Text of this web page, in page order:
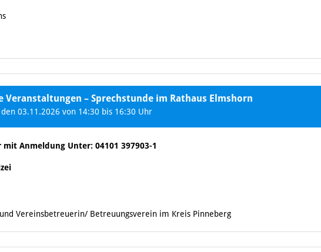
Veranstaltungen – Sprechstunde im Rathaus Elmshorn
03.11.2026 von 14:30 bis 16:30 Uhr
Anmeldung Unter: 04101 397903-1
Vereinsbetreuerin/ Betreuungsverein im Kreis Pinneberg